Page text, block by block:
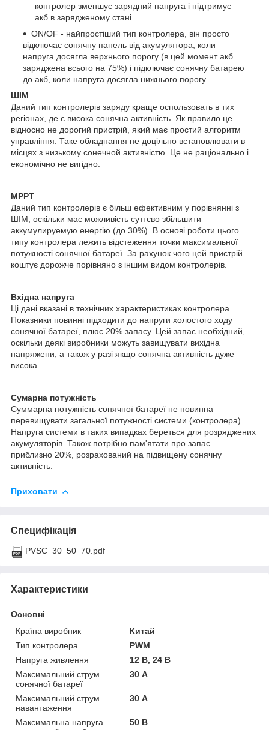
контролер зменшує зарядний напруга і підтримує
акб в зарядженому стані
ON/OF - найпростіший тип контролера, він просто
відключає сонячну панель від акумулятора, коли
напруга досягла верхнього порогу (в цей момент акб
заряджена всього на 75%) і підключає сонячну батарею
до акб, коли напруга досягла нижнього порогу
ШІМ
Даний тип контролерів заряду краще оспользовать в тих
регіонах, де є висока сонячна активність. Як правило це
відносно не дорогий пристрій, який має простий алгоритм
управління. Таке обладнання не доцільно встановлювати в
місцях з низькому сонечной активністю. Це не раціонально і
економічно не вигідно.
МРРТ
Даний тип контролерів є більш ефективним у порівнянні з
ШІМ, оскільки має можливість суттєво збільшити
аккумулируемую енергію (до 30%). В основі роботи цього
типу контролера лежить відстеження точки максимальної
потужності сонячної батареї. За рахунок чого цей пристрій
коштує дорожче порівняно з іншим видом контролерів.
Вхідна напруга
Ці дані вказані в технічних характеристиках контролера.
Показники повинні підходити до напруги холостого ходу
сонячної батареї, плюс 20% запасу. Цей запас необхідний,
оскільки деякі виробники можуть завищувати вихідна
напряжени, а також у разі якщо сонячна активність дуже
висока.
Сумарна потужність
Суммарна потужність сонячної батареї не повинна
перевищувати загальної потужності системи (контролера).
Напруга системи в таких випадках береться для розряджених
акумуляторів. Також потрібно пам'ятати про запас —
приблизно 20%, розрахований на підвищену сонячну
активність.
Приховати
Специфікація
PVSC_30_50_70.pdf
Характеристики
Основні
Країна виробник
Китай
Тип контролера
PWM
Напруга живлення
12 В, 24 В
Максимальний струм
сонячної батареї
30 А
Максимальний струм
навантаження
30 А
Максимальна напруга
50 В